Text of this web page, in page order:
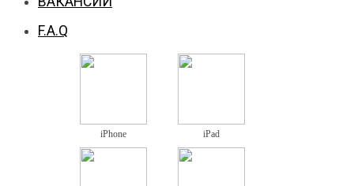
F.A.Q
iPhone iPad